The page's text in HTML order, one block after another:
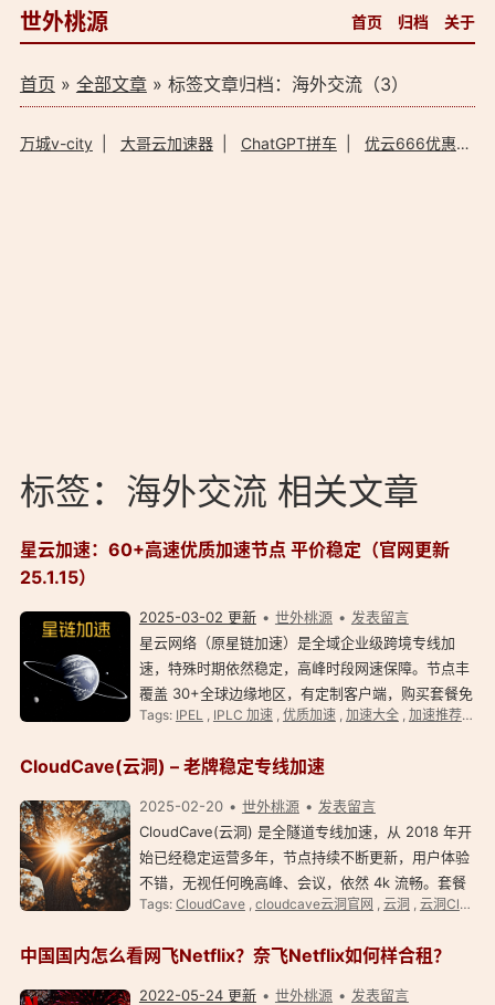
世外桃源 首页 归档 关于
首页 » 全部文章» 标签文章归档：海外交流（3）
万城v-city| 大哥云加速器| ChatGPT拼车| 优云666优惠码
标签：海外交流 相关文章
星云加速：60+高速优质加速节点 平价稳定（官网更新
25.1.15）
2025-03-02 更新 世外桃源
发表留言
星云网络（原星链加速）是全域企业级跨境专线加
速，特殊时期依然稳定，高峰时段网速保障。节点丰
覆盖 30+全球边缘地区，有定制客户端，购买套餐免
费提供 iOS 端美区 id 下载小火箭。 星云加速官网 星
Tags: IPEL , IPLC 加速, 优质加速, 加速大全, 加速推荐,平
CloudCave(云洞) – 老牌稳定专线加速
2025-02-20 世外桃源
发表留言
CloudCave(云洞) 是全隧道专线加速，从 2018 年开
始已经稳定运营多年，节点持续不断更新，用户体验
不错，无视任何晚高峰、会议，依然 4k 流畅。套餐
价格实惠，性价比不错。 云洞加速简介 永久官网：
Tags: CloudCave, cloudcave云洞官网 , 云洞 , 云洞CloudCave
中国国内怎么看网飞Netflix？奈飞Netflix如何样合租？
2022-05-24 更新 世外桃源
发表留言